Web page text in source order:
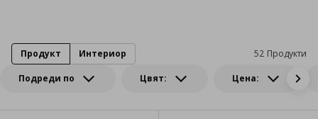
Подреди по Цвят: Цена:
52 Продукти
Продукт Интериор